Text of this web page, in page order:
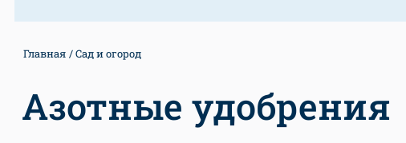
Главная Сад и огород
Азотные удобрения